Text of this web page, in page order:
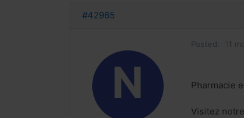
#42965
N
Posted: 11
Pharmacie
Visitez